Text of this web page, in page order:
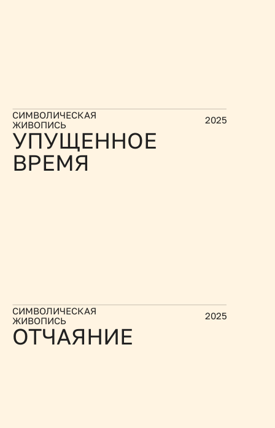
СИМВОЛИЧЕСКАЯ
ЖИВОПИСЬ
2025
УПУЩЕННОЕ
ВРЕМЯ
СИМВОЛИЧЕСКАЯ
ЖИВОПИСЬ
2025
ОТЧАЯНИЕ